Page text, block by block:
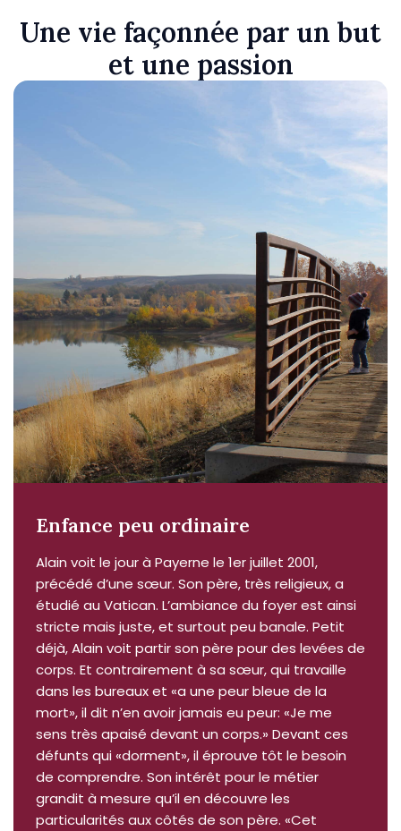
Une vie façonnée par un but
et une passion
Enfance peu ordinaire
Alain voit le jour à Payerne le 1er juillet 2001,
précédé d’une sœur. Son père, très religieux, a
étudié au Vatican. L’ambiance du foyer est ainsi
stricte mais juste, et surtout peu banale. Petit
déjà, Alain voit partir son père pour des levées de
corps. Et contrairement à sa sœur, qui travaille
dans les bureaux et «a une peur bleue de la
mort», il dit n’en avoir jamais eu peur: «Je me
sens très apaisé devant un corps.» Devant ces
défunts qui «dorment», il éprouve tôt le besoin
de comprendre. Son intérêt pour le métier
grandit à mesure qu’il en découvre les
particularités aux côtés de son père. «Cet